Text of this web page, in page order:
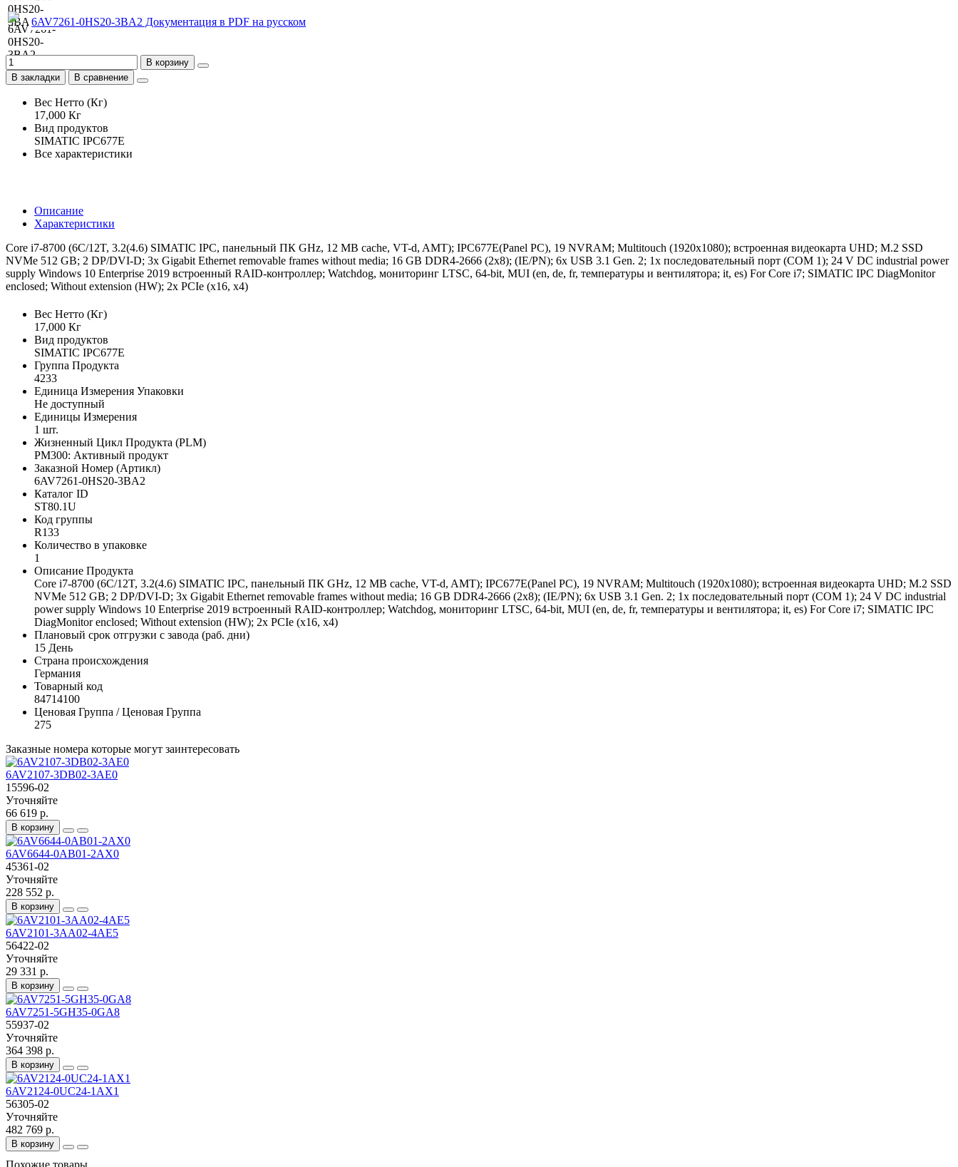
6AV7261-0HS20-3BA2 Документация в PDF на русском
В корзину
В закладки
В сравнение
Вес Нетто (Кг)
17,000 Кг
Вид продуктов
SIMATIC IPC677E
Все характеристики
Описание
Характеристики
Core i7-8700 (6C/12T, 3.2(4.6) SIMATIC IPC, панельный ПК GHz, 12 MB cache, VT-d, AMT); IPC677E(Panel PC), 19 NVRAM; Multitouch (1920x1080); встроенная видеокарта UHD; M.2 SSD
NVMe 512 GB; 2 DP/DVI-D; 3x Gigabit Ethernet removable frames without media; 16 GB DDR4-2666 (2x8); (IE/PN); 6x USB 3.1 Gen. 2; 1x последовательный порт (COM 1); 24 V DC industrial power
supply Windows 10 Enterprise 2019 встроенный RAID-контроллер; Watchdog, мониторинг LTSC, 64-bit, MUI (en, de, fr, температуры и вентилятора; it, es) For Core i7; SIMATIC IPC DiagMonitor
enclosed; Without extension (HW); 2x PCIe (x16, x4)
Вес Нетто (Кг)
17,000 Кг
Вид продуктов
SIMATIC IPC677E
Группа Продукта
4233
Единица Измерения Упаковки
Не доступный
Единицы Измерения
1 шт.
Жизненный Цикл Продукта (PLM)
PM300: Активный продукт
Заказной Номер (Артикл)
6AV7261-0HS20-3BA2
Каталог ID
ST80.1U
Код группы
R133
Количество в упаковке
1
Описание Продукта
Core i7-8700 (6C/12T, 3.2(4.6) SIMATIC IPC, панельный ПК GHz, 12 MB cache, VT-d, AMT); IPC677E(Panel PC), 19 NVRAM; Multitouch (1920x1080); встроенная видеокарта UHD; M.2 SSD
NVMe 512 GB; 2 DP/DVI-D; 3x Gigabit Ethernet removable frames without media; 16 GB DDR4-2666 (2x8); (IE/PN); 6x USB 3.1 Gen. 2; 1x последовательный порт (COM 1); 24 V DC industrial
power supply Windows 10 Enterprise 2019 встроенный RAID-контроллер; Watchdog, мониторинг LTSC, 64-bit, MUI (en, de, fr, температуры и вентилятора; it, es) For Core i7; SIMATIC IPC
DiagMonitor enclosed; Without extension (HW); 2x PCIe (x16, x4)
Плановый срок отгрузки с завода (раб. дни)
15 День
Страна происхождения
Германия
Товарный код
84714100
Ценовая Группа / Ценовая Группа
275
Заказные номера которые могут заинтересовать
6AV2107-3DB02-3AE0
15596-02
Уточняйте
66 619 р.
В корзину
6AV6644-0AB01-2AX0
45361-02
Уточняйте
228 552 р.
В корзину
6AV2101-3AA02-4AE5
56422-02
Уточняйте
29 331 р.
В корзину
6AV7251-5GH35-0GA8
55937-02
Уточняйте
364 398 р.
В корзину
6AV2124-0UC24-1AX1
56305-02
Уточняйте
482 769 р.
В корзину